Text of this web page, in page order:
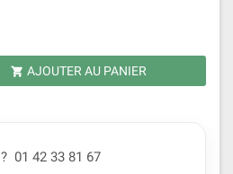
 AJOUTER AU PANIER
01 42 33 81 67